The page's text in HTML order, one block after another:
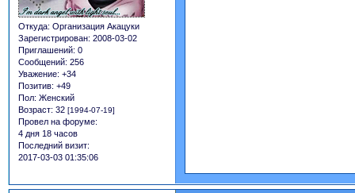
Откуда: Организация Акацуки
Зарегистрирован: 2008-03-02
Приглашений: 0
Сообщений: 256
Уважение: +34
Позитив: +49
Пол: Женский
Возраст: 32 [1994-07-19]
Провел на форуме:
4 дня 18 часов
Последний визит:
2017-03-03 01:35:06